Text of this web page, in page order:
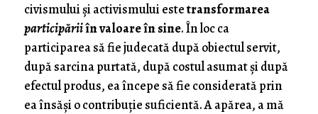
civismului şi activismului estetransformarea
participăriiîn valoare în sine. În loc ca
participarea să fie judecată după obiectul servit,
după sarcina purtată, după costul asumat și după
efectul produs, ea începe să fie considerată prin
ea însăși o contribuție suficientă. A apărea, a mă